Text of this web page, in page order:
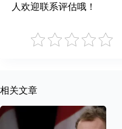
人欢迎联系评估哦！
相关文章